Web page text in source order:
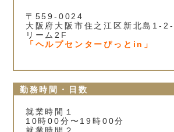
〒559-0024
大阪府大阪市住之江区新北島
リーム2F
「ヘルプセンターぴっとin」
勤務時間・日数
就業時間１
10時00分〜19時00分